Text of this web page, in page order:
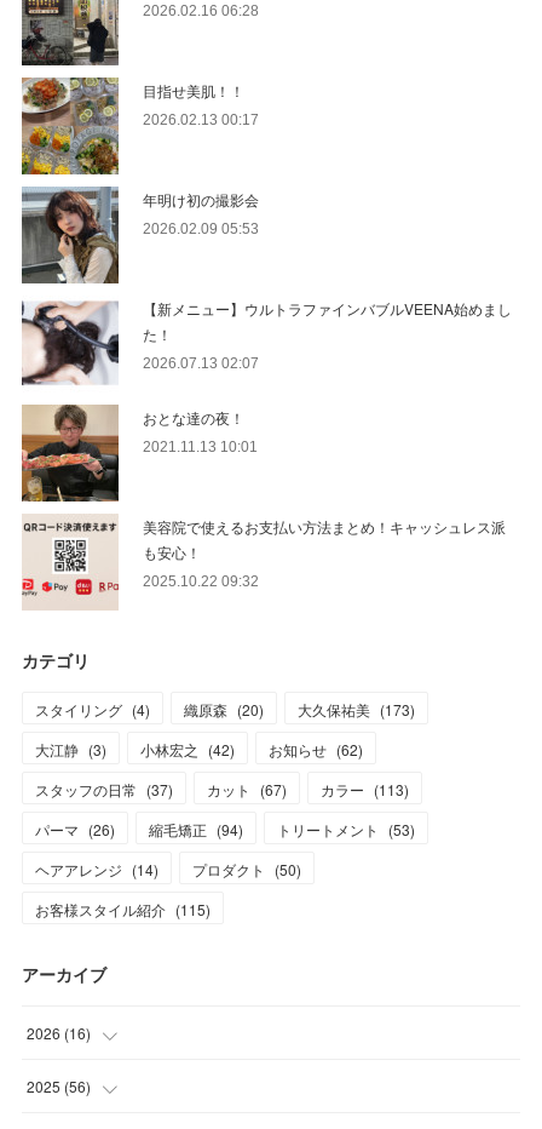
2026.02.16 06:28
目指せ美肌！！
2026.02.13 00:17
年明け初の撮影会
2026.02.09 05:53
【新メニュー】ウルトラファインバブルVEENA始めまし
た！
2026.07.13 02:07
おとな達の夜！
2021.11.13 10:01
美容院で使えるお支払い方法まとめ！キャッシュレス派
も安心！
2025.10.22 09:32
カテゴリ
スタイリング (4) 織原森 (20) 大久保祐美 (173)
大江静 (3) 小林宏之 (42) お知らせ (62)
スタッフの日常 (37) カット (67) カラー (113)
パーマ (26) 縮毛矯正 (94) トリートメント (53)
ヘアアレンジ (14) プロダクト (50)
お客様スタイル紹介 (115)
アーカイブ
2026 (16)
(1
2025 (56)